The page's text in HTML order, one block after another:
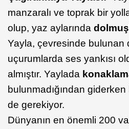
manzaralı ve toprak bir
olup, yaz aylarında
Yayla, çevresinde bulunan
uçurumlarda ses yankısı
almıştır. Yaylada
bulunmadığından
de gerekiyor.
Dünyanın en önemli 200